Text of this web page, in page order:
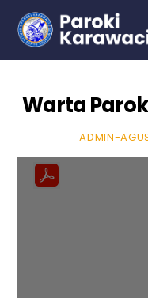
content
Warta
ADMIN-